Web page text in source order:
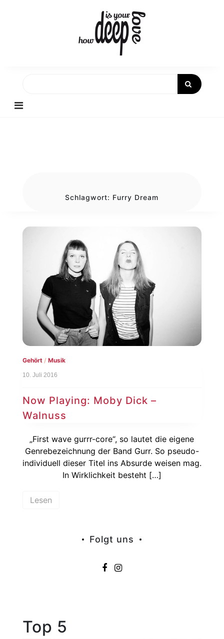
Schlagwort: Furry Dream
Gehört/ Musik
10. Juli 2016
Now Playing: Moby Dick –
Walnuss
„First wave gurrr-core“, so lautet die eigene
Genrebezeichnung der Band Gurr. So pseudo-
individuell dieser Titel ins Absurde weisen mag.
In Wirklichkeit besteht […]
Lesen
Folgt uns
Top 5